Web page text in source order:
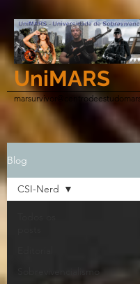
UniMARS
Blog
Sobrevivencialismo
CSI-Nerd